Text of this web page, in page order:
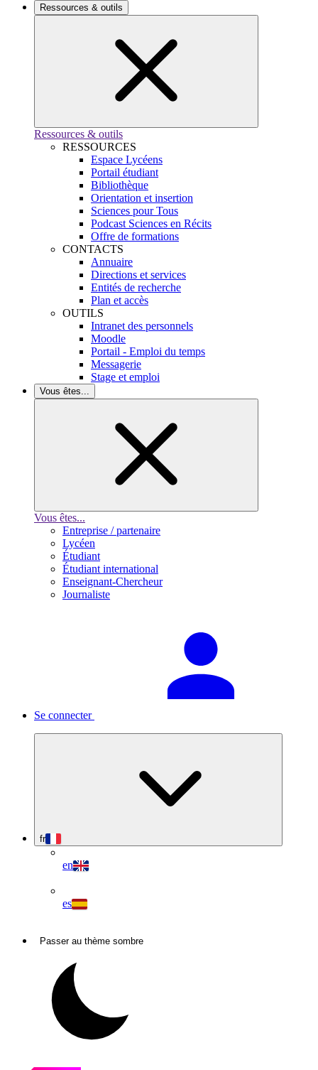
Ressources & outils
Ressources & outils
RESSOURCES
Espace Lycéens
Portail étudiant
Bibliothèque
Orientation et insertion
Sciences pour Tous
Podcast Sciences en Récits
Offre de formations
CONTACTS
Annuaire
Directions et services
Entités de recherche
Plan et accès
OUTILS
Intranet des personnels
Moodle
Portail - Emploi du temps
Messagerie
Stage et emploi
Vous êtes...
Vous êtes...
Entreprise / partenaire
Lycéen
Étudiant
Étudiant international
Enseignant-Chercheur
Journaliste
Se connecter
fr
en
es
Passer au thème sombre